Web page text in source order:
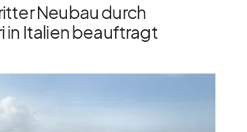
Neubau durch
in Italien beauftragt